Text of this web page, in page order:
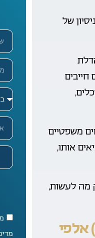
של
משפטיים
אותו,
מה לעשות,
אלפי